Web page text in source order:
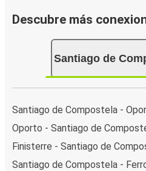
Descubre más
Santiago de
Santiago de Compostela -
Oporto - Santiago de
Finisterre - Santiago de
Santiago de Compostela -